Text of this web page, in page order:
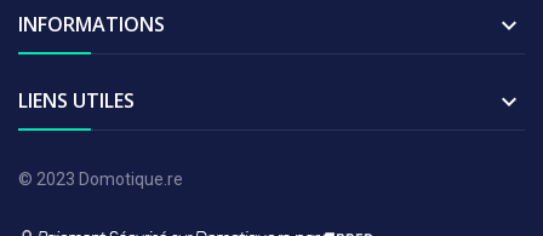
INFORMATIONS 
LIENS UTILES 
© 2023 Domotique.re